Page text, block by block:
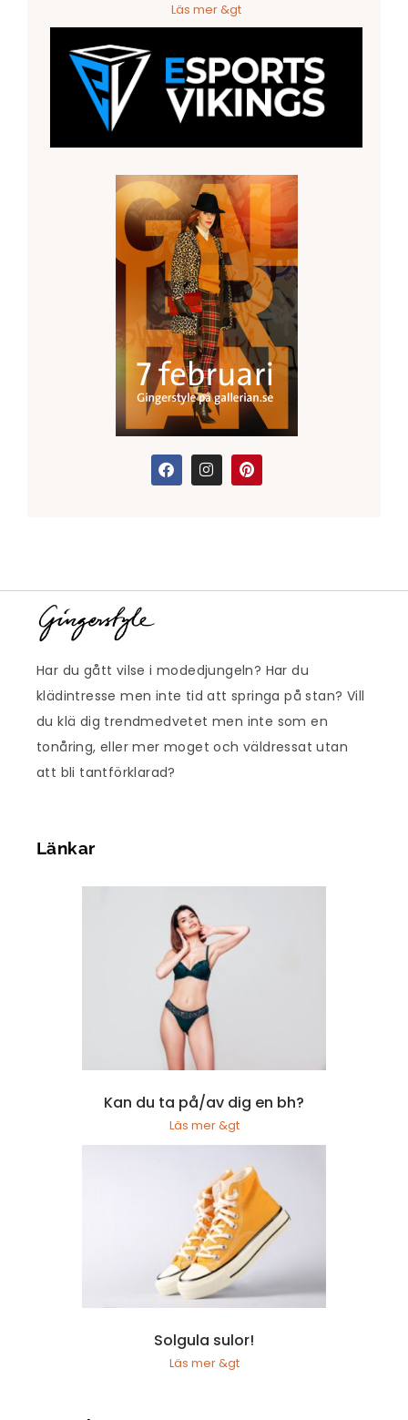
Läs mer &gt
Har du gått vilse i modedjungeln? Har du
klädintresse men inte tid att springa på stan? Vill
du klä dig trendmedvetet men inte som en
tonåring, eller mer moget och väldressat utan
att bli tantförklarad?
Länkar
Kan du ta på/av dig en bh?
Läs mer &gt
Solgula sulor!
Läs mer &gt